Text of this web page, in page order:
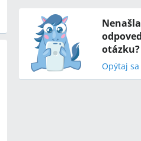
otázku?
Opýtaj